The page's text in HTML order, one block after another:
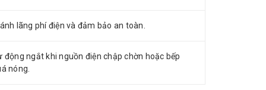
lãng phí điện và đảm bảo an toàn.
động ngắt khi nguồn điện chập chờn hoặc bếp
nóng.